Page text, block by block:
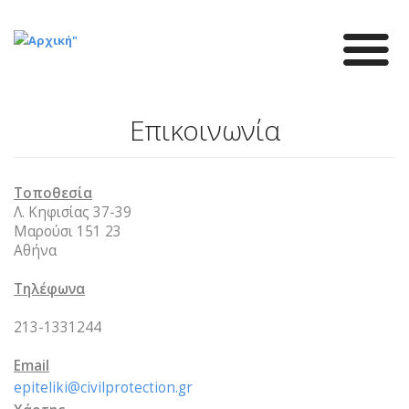
προς
Επικοινωνία
Τοποθεσία
Λ. Κηφισίας 37-39
Μαρούσι 151 23
Αθήνα
Τηλέφωνα
213-1331244
Email
epiteliki@civilprotection.gr